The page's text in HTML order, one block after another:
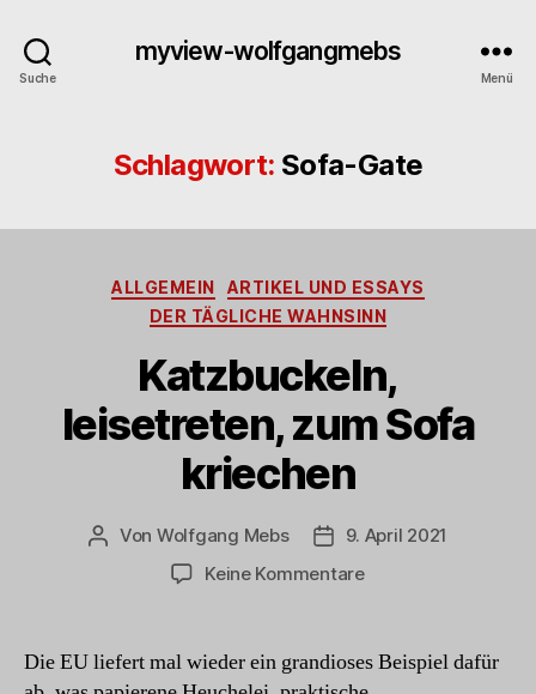
Suche
myview-wolfgangmebs
Menü
Schlagwort: Sofa-Gate
Kategorien
ALLGEMEIN
ARTIKEL UND ESSAYS
DER TÄGLICHE WAHNSINN
Katzbuckeln,
leisetreten, zum Sofa
kriechen
Beitragsautor
Von Wolfgang Mebs Beitragsdatum
9. April 2021
Keine Kommentarezu
zum
Die EU liefert mal wieder ein grandioses Beispiel dafür